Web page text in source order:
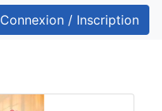
Connexion / Inscription